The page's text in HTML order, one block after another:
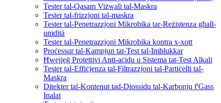
Tester tal-Qasam Viżwali tal-Maskra
Tester tal-frizzjoni tal-maskra
Tester tal-Penetrazzjoni Mikrobika tar-Reżistenza għall-
umdità
Tester tal-Penetrazzjoni Mikrobika kontra x-xott
Proċessur tal-Kampjun tat-Test tal-Imblukkar
Ħwejjeġ Protettivi Anti-aċidu u Sistema tat-Test Alkali
Tester tal-Effiċjenza tal-Filtrazzjoni tal-Partiċelli tal-
Maskra
Ditekter tal-Kontenut tad-Diossidu tal-Karbonju f'Gass
Inalat